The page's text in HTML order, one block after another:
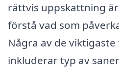
rättvis uppskattning
förstå vad som
Några av de
inkluderar typ av